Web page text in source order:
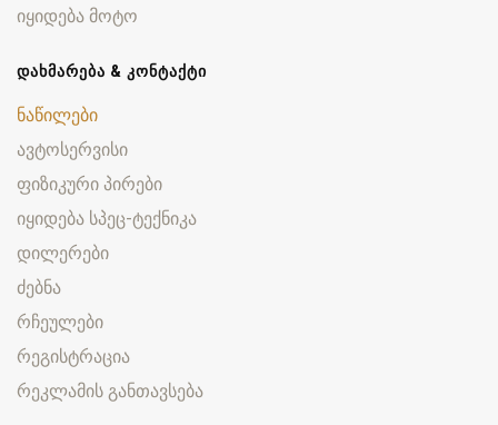
იყიდება მოტო
ᲓᲐᲮᲛᲐᲠᲔᲑᲐ & ᲙᲝᲜᲢᲐᲥᲢᲘ
ნაწილები
ავტოსერვისი
ფიზიკური პირები
იყიდება სპეც-ტექნიკა
დილერები
ძებნა
რჩეულები
რეგისტრაცია
რეკლამის განთავსება